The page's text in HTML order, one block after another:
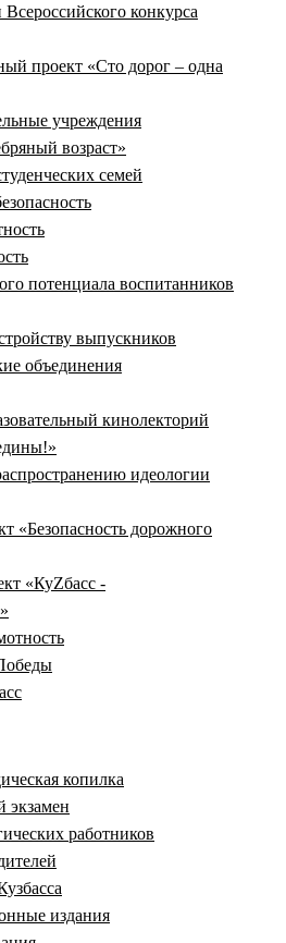
конкурса
проект «Сто дорог – одна
учреждения
возраст»
семей
потенциала воспитанников
выпускников
объединения
кинолекторий
идеологии
«Безопасность дорожного
«КуZбасс -
копилка
экзамен
работников
издания